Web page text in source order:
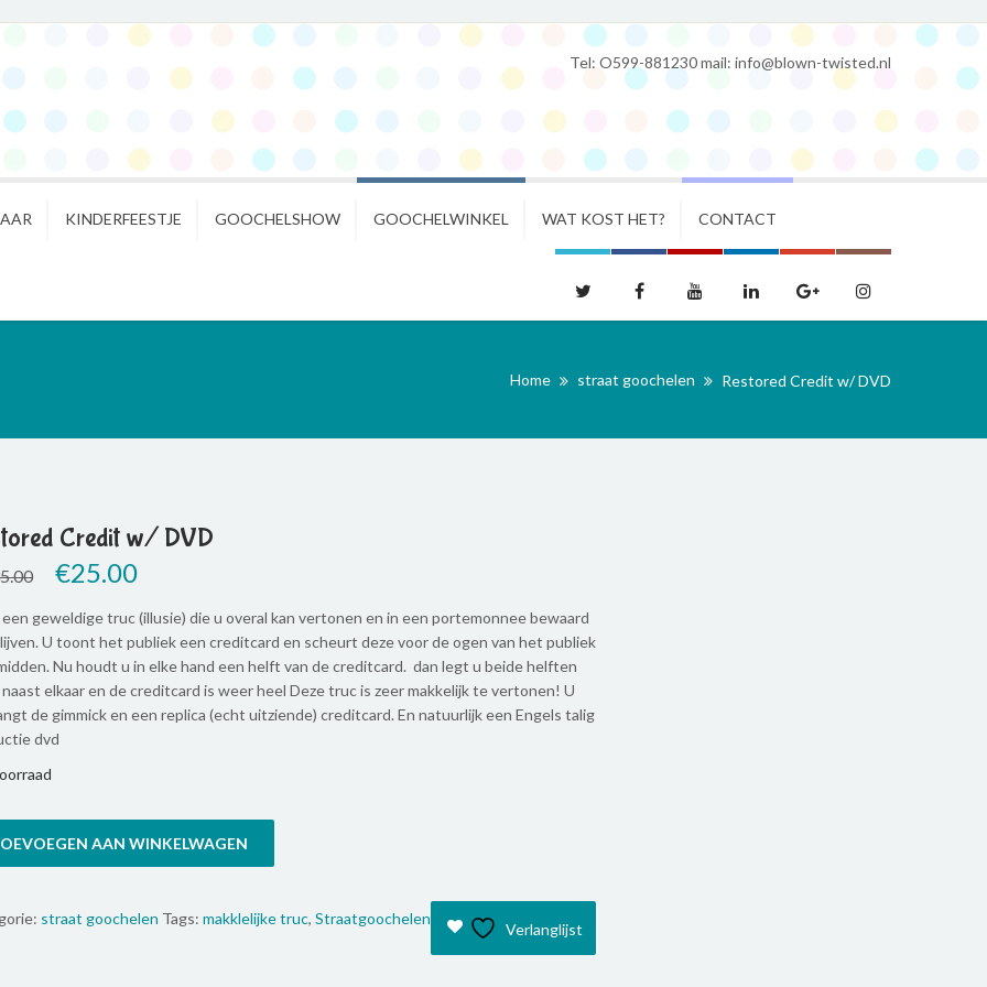
Tel: O599-881230 mail: info@blown-twisted.nl
KINDERFEESTJE GOOCHELSHOW GOOCHELWINKEL WAT KOST HET? CONTACT
Home straat goochelen Restored Credit w/ DVD
Credit w/ DVD
Original
was:
€35.00.
€25.00
is:
€25.00.
geweldige truc (illusie) die u overal kan vertonen en in een portemonnee bewaard
U toont het publiek een creditcard en scheurt deze voor de ogen van het publiek
Nu houdt u in elke hand een helft van de creditcard. dan legt u beide helften
elkaar en de creditcard is weer heel Deze truc is zeer makkelijk te vertonen! U
de gimmick en een replica (echt uitziende) creditcard. En natuurlijk een Engels talig
dvd
AAN WINKELWAGEN
Verlanglijst
straat goochelen Tags: makklelijke truc, Straatgoochelen